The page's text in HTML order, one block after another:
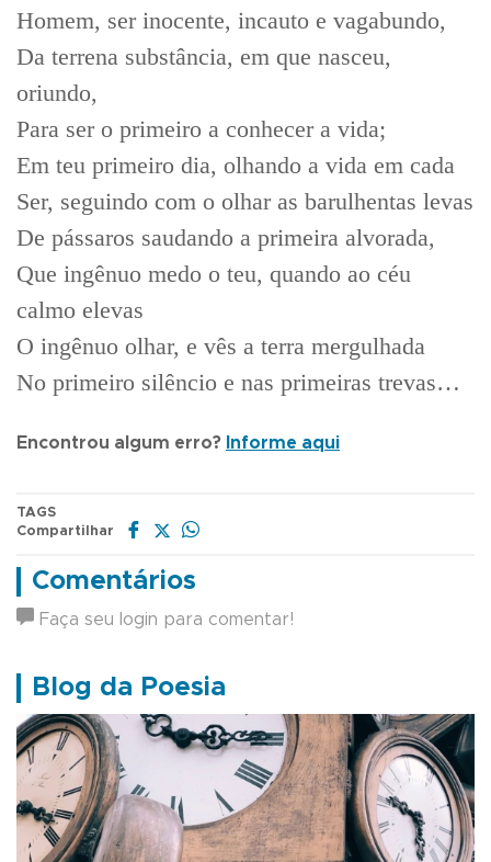
Homem, ser inocente, incauto e vagabundo,
Da terrena substância, em que nasceu,
oriundo,
Para ser o primeiro a conhecer a vida;
Em teu primeiro dia, olhando a vida em cada
Ser, seguindo com o olhar as barulhentas levas
De pássaros saudando a primeira alvorada,
Que ingênuo medo o teu, quando ao céu
calmo elevas
O ingênuo olhar, e vês a terra mergulhada
No primeiro silêncio e nas primeiras trevas…
Encontrou algum erro? Informe aqui
TAGS
Compartilhar
Comentários
Faça seu login para comentar!
Blog da Poesia